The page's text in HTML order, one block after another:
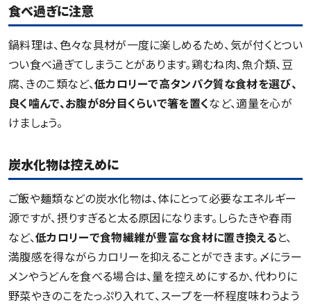
食べ過ぎに注意
鍋料理は、色々な具材が一度に楽しめるため、気が付くとつい
つい食べ過ぎてしまうことがあります。鶏むね肉、魚介類、豆
腐、きのこ類など、低カロリーで高タンパク質な食材を選び、
良く噛んで、お腹が8分目くらいで箸を置くなど、適量を心が
けましょう。
炭水化物は控えめに
ご飯や麺類などの炭水化物は、体にとって必要なエネルギー
源ですが、摂りすぎると太る原因になります。しらたきや春雨
など、低カロリーで食物繊維が豊富な食材に置き換えると、
満腹感を得ながらカロリーを抑えることができます。〆にラー
メンやうどんを食べる場合は、量を控えめにするか、代わりに
野菜やきのこをたっぷり入れて、スープを一杯程度味わうよう